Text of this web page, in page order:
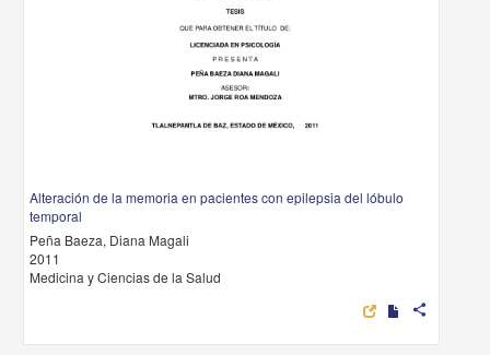
Alteración de la memoria en pacientes con epilepsia del lóbulo
temporal
Peña Baeza, Diana Magali
2011
Medicina y Ciencias de la Salud
share